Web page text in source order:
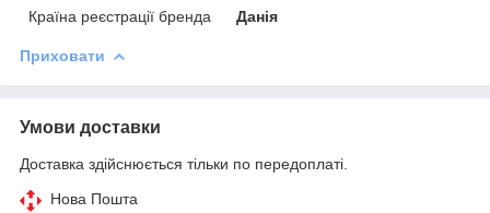
Країна реєстрації бренда
Данія
Приховати
Умови доставки
Доставка здійснюється тільки по передоплаті.
Нова Пошта